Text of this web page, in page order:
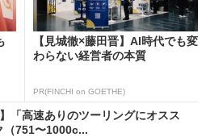
【見城徹×藤田晋】AI時代でも変
わらない経営者の本質
PR(FINCHI on GOETHE)
「高速ありのツーリングにオスス
（751〜1000c...